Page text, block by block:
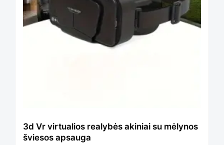
3d Vr virtualios realybės akiniai su mėlynos
šviesos apsauga
has
multiple
The